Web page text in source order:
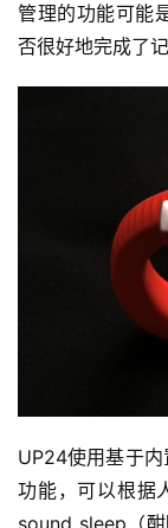
管理的功能可能
否很好地完成了
UP24使用基于内
功能，可以根据
sound sleep（